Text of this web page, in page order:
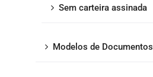
Sem carteira assinada
Modelos de Documentos